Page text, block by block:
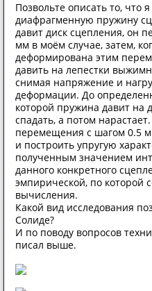
Позвольте описать то, что
диафрагменную пружину
давит диск сцепления, он
мм в моём случае, затем,
деформирована этим
давить на лепестки
снимая напряжение и
деформации. До
которой пружина давит на
спадать, а потом
перемещения с шагом 0.5
и построить упругую
полученным значением
данного конкретного
эмпирической, по которой
вычисления.
Какой вид исследования
Солиде?
И по поводу вопросов
писал выше.